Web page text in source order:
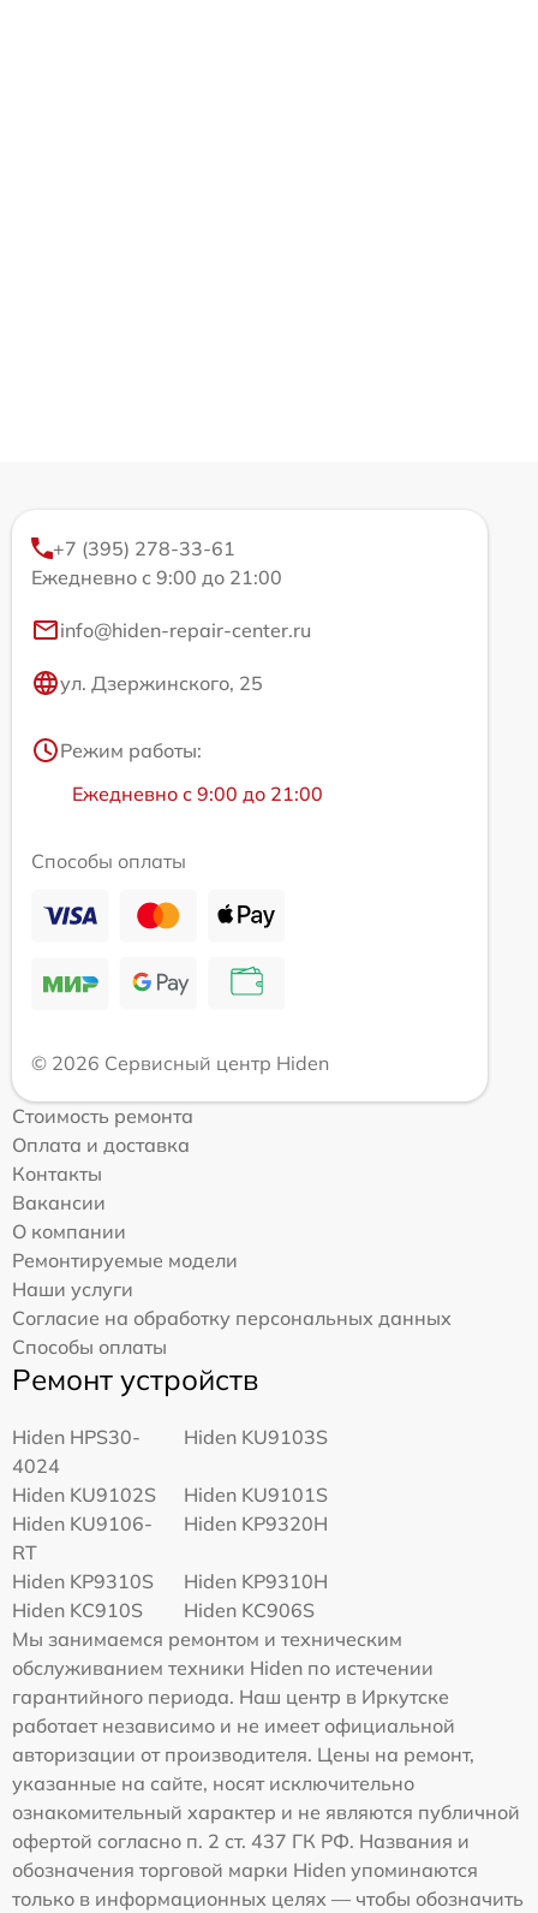
+7 (395) 278-33-61
Ежедневно с 9:00 до 21:00
info@hiden-repair-center.ru
ул. Дзержинского, 25
Режим работы:
Ежедневно с 9:00 до 21:00
Способы оплаты
© 2026 Сервисный центр Hiden
Стоимость ремонта
Оплата и доставка
Контакты
Вакансии
О компании
Ремонтируемые модели
Наши услуги
Согласие на обработку персональных данных
Способы оплаты
Ремонт устройств
Hiden HPS30-
4024
Hiden KU9103S
Hiden KU9102S
Hiden KU9101S
Hiden KU9106-
RT
Hiden KP9320H
Hiden KP9310S
Hiden KP9310H
Hiden KC910S
Hiden KC906S
Мы занимаемся ремонтом и техническим
обслуживанием техники Hiden по истечении
гарантийного периода. Наш центр в Иркутске
работает независимо и не имеет официальной
авторизации от производителя. Цены на ремонт,
указанные на сайте, носят исключительно
ознакомительный характер и не являются публичной
офертой согласно п. 2 ст. 437 ГК РФ. Названия и
обозначения торговой марки Hiden упоминаются
только в информационных целях — чтобы обозначить